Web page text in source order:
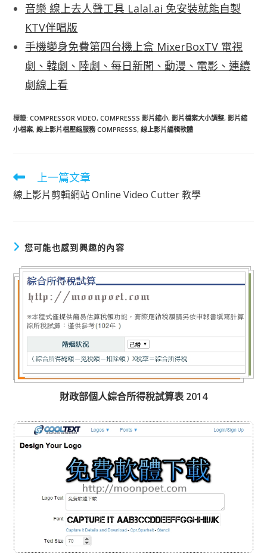
音樂 線上去人聲工具 Lalal.ai 免安裝就能自製
KTV伴唱版
手機變身免費第四台機上盒 MixerBoxTV 電視
劇、韓劇、陸劇、每日新聞、動漫、電影、連續
劇線上看
標籤:COMPRESSOR VIDEO, COMPRESSS 影片縮小, 影片檔案大小調整, 影片縮
小檔案, 線上影片檔壓縮服務 COMPRESSS, 線上影片編輯軟體
閱
讀
更
上一篇文章
線上影片剪輯網站 Online Video Cutter 教學
您可能也感到興趣的內容
財政部個人綜合所得稅試算表 2014